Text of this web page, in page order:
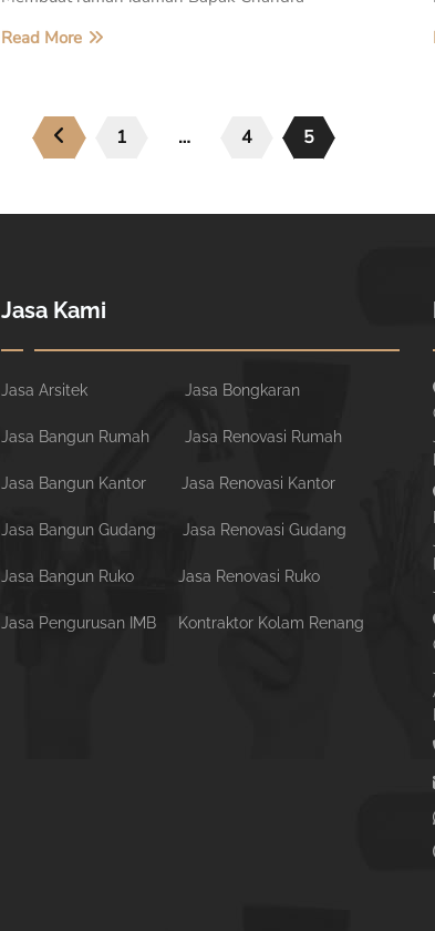
Read More
1 … 4 5
Jasa Kami
Jasa Arsitek Jasa Bongkaran
Jasa Bangun Rumah Jasa Renovasi Rumah
Jasa Bangun Kantor Jasa Renovasi Kantor
Jasa Bangun Gudang Jasa Renovasi Gudang
Jasa Bangun Ruko Jasa Renovasi Ruko
Jasa Pengurusan IMB Kontraktor Kolam Renang